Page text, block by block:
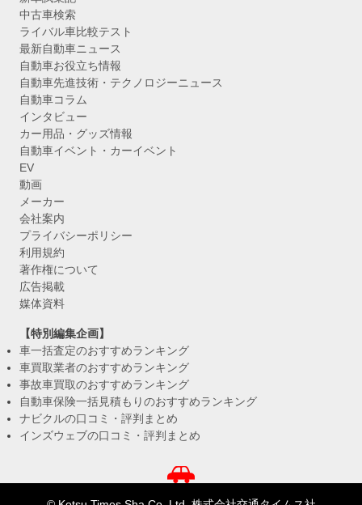
中古車検索
ライバル車比較テスト
最新自動車ニュース
自動車お役立ち情報
自動車先進技術・テクノロジーニュース
自動車コラム
インタビュー
カー用品・グッズ情報
自動車イベント・カーイベント
EV
動画
メーカー
会社案内
プライバシーポリシー
利用規約
著作権について
広告掲載
媒体資料
【特別編集企画】
車一括査定のおすすめランキング
車買取業者のおすすめランキング
事故車買取のおすすめランキング
自動車保険一括見積もりのおすすめランキング
ナビクルの口コミ・評判まとめ
インズウェブの口コミ・評判まとめ